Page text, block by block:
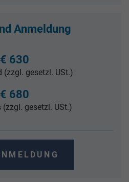
Anmeldung
€ 630
(zzgl. gesetzl. USt.)
€ 680
(zzgl. gesetzl. USt.)